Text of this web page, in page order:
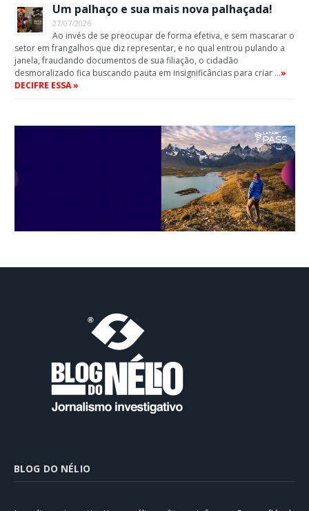
Um palhaço e sua mais nova palhaçada!
27/07/2026
Ao invés de se preocupar de forma efetiva, e sem mascarar o
setor em frangalhos que diz representar, e no qual entrou pulando a
janela, fraudando documentos de sua filiação, o cidadão
desmoralizado fica buscando pauta em insignificâncias para criar …»
DECIFRE ESSA »
BLOG DO NÉLIO